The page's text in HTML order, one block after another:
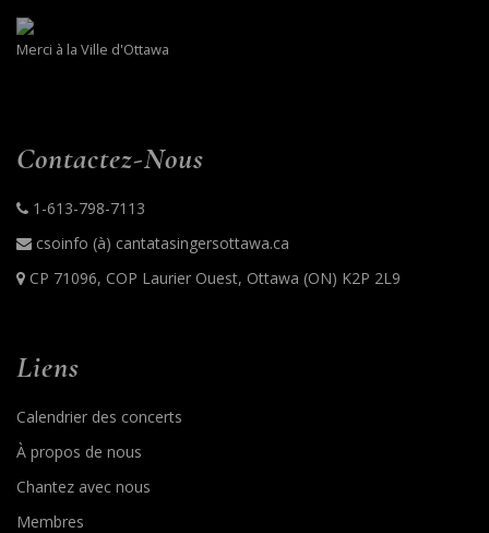
Merci à la Ville d'Ottawa​
Contactez-Nous​
1-613-798-7113
csoinfo (à) cantatasingersottawa.ca
CP 71096, COP Laurier Ouest, Ottawa (ON) K2P 2L9
Liens​
Calendrier des concerts​
À propos de nous​
Chantez avec nous​
Membres​